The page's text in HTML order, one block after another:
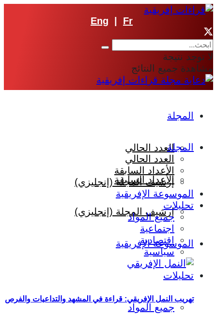
Eng Fr
لا توجد نتيجة
مشاهدة جميع النتائج
المجلة
العدد الحالي
الأعداد السابقة
إرشيف المجلة (إنجليزي)
الموسوعة الإفريقية
تحليلات
جميع المواد
المجلة
العدد الحالي
الأعداد السابقة
إرشيف المجلة (إنجليزي)
الموسوعة الإفريقية
تحليلات
جميع المواد
اجتماعية
اقتصادية
سياسية
تهريب النمل الإفريقي: قراءة في المشهد والتداعيات والفرص